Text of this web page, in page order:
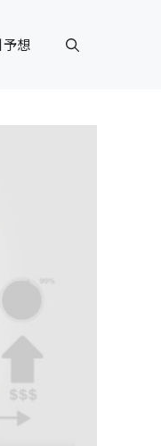
予想